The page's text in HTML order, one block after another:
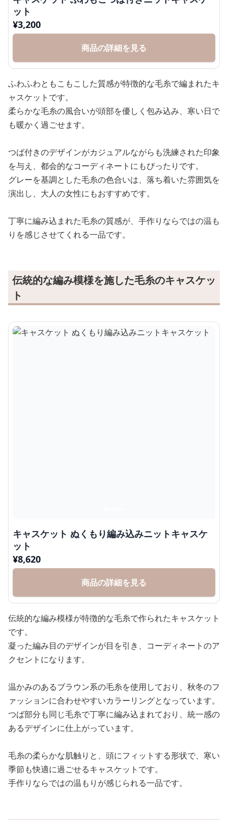
ット
¥3,200
商品の詳細を見る
ふわふわともこもこした質感が特徴的な毛糸で編まれたキ
ャスケットです。
柔らかな毛糸の風合いが頭部を優しく包み込み、寒い日で
も暖かく過ごせます。
つば付きのデザインがカジュアルながらも洗練された印象
を与え、都会的なコーディネートにもぴったりです。
グレーを基調とした毛糸の色合いは、落ち着いた雰囲気を
演出し、大人の女性にもおすすめです。
丁寧に編み込まれた毛糸の質感が、手作りならではの温も
りを感じさせてくれる一品です。
伝統的な編み模様を施した毛糸のキャスケッ
ト
キャスケット ぬくもり編み込みニットキャスケ
ット
¥8,620
商品の詳細を見る
伝統的な編み模様が特徴的な毛糸で作られたキャスケット
です。
凝った編み目のデザインが目を引き、コーディネートのア
クセントになります。
温かみのあるブラウン系の毛糸を使用しており、秋冬のフ
ァッションに合わせやすいカラーリングとなっています。
つば部分も同じ毛糸で丁寧に編み込まれており、統一感の
あるデザインに仕上がっています。
毛糸の柔らかな肌触りと、頭にフィットする形状で、寒い
季節も快適に過ごせるキャスケットです。
手作りならではの温もりが感じられる一品です。